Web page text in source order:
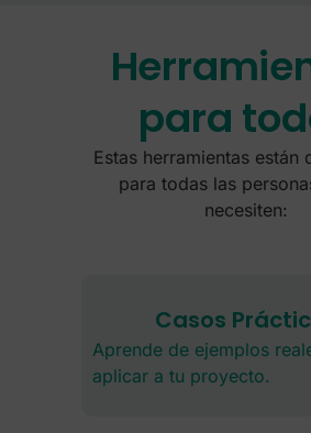
para
Estas herramientas están
para todas las
necesiten:
Casos
Aprende de ejemplos
aplicar a tu proyecto.